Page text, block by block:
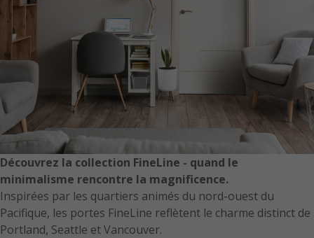
Découvrez la collection FineLine - quand le
minimalisme rencontre la magnificence.
Inspirées par les quartiers animés du nord-ouest du
Pacifique, les portes FineLine reflètent le charme distinct de
Portland, Seattle et Vancouver.